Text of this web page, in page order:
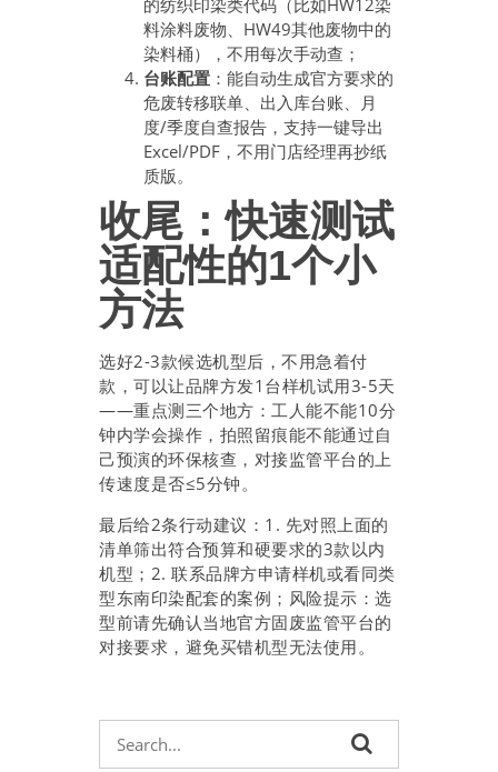
的纺织印染类代码（比如HW12染
料涂料废物、HW49其他废物中的
染料桶），不用每次手动查；
台账配置 ：能自动生成官方要求的
危废转移联单、出入库台账、月
度/季度自查报告，支持一键导出
Excel/PDF，不用门店经理再抄纸
质版。
收尾：快速测试
适配性的1个小
方法
选好2-3款候选机型后，不用急着付
款，可以让品牌方发1台样机试用3-5天
——重点测三个地方：工人能不能10分
钟内学会操作，拍照留痕能不能通过自
己预演的环保核查，对接监管平台的上
传速度是否≤5分钟。
最后给2条行动建议：1. 先对照上面的
清单筛出符合预算和硬要求的3款以内
机型；2. 联系品牌方申请样机或看同类
型东南印染配套的案例；风险提示：选
型前请先确认当地官方固废监管平台的
对接要求，避免买错机型无法使用。